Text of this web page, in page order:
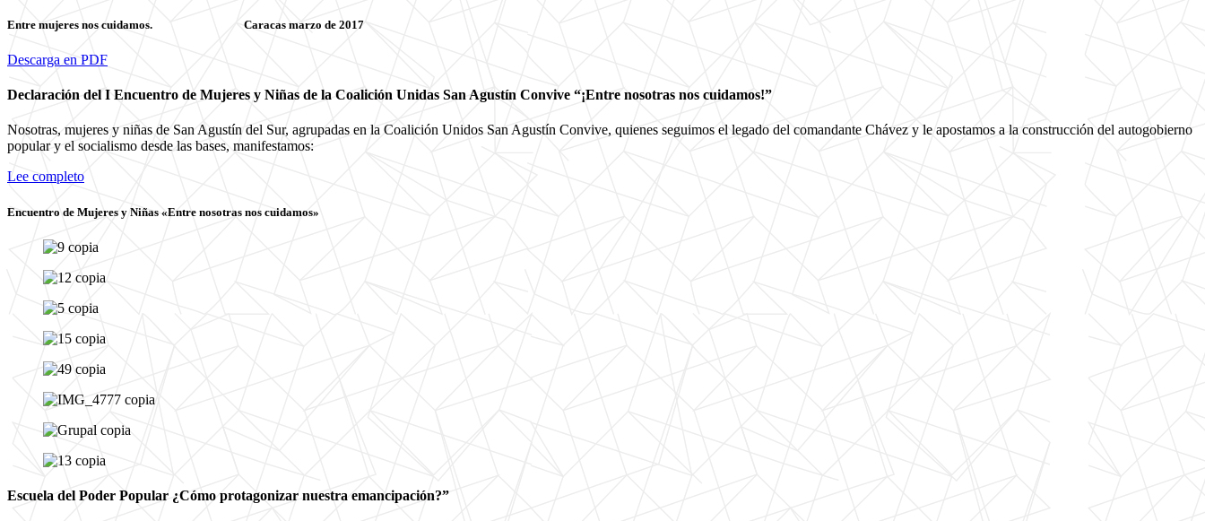
Entre mujeres nos cuidamos. Caracas marzo de 2017
Descarga en PDF
Declaración del I Encuentro de Mujeres y Niñas de la Coalición Unidas San Agustín Convive “¡Entre nosotras nos cuidamos!”
Nosotras, mujeres y niñas de San Agustín del Sur, agrupadas en la Coalición Unidos San Agustín Convive, quienes seguimos el legado del comandante Chávez y le apostamos a la construcción del autogobierno
popular y el socialismo desde las bases, manifestamos:
Lee completo
Encuentro de Mujeres y Niñas «Entre nosotras nos cuidamos»
Escuela del Poder Popular ¿Cómo protagonizar nuestra emancipación?”